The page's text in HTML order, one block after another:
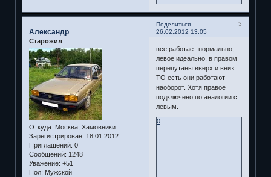
Поделиться
3
26.02.2012 13:05
Александр
Старожил
Откуда: Москва, Хамовники
Зарегистрирован: 18.01.2012
Приглашений: 0
Сообщений: 1248
Уважение: +51
Пол: Мужской
все работает нормально,
левое идеально, в правом
перепутаны вверх и вниз.
ТО есть они работают
наоборот. Хотя правое
подключено по аналогии с
левым.
0